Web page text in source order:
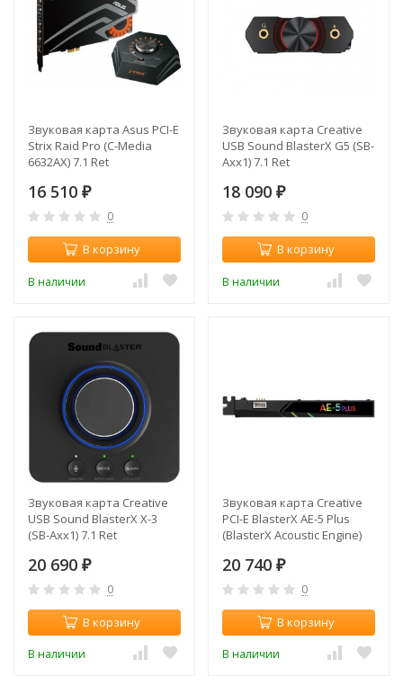
Звуковая карта Asus PCI-E
Strix Raid Pro (C-Media
6632AX) 7.1 Ret
16 510 ₽
0
В корзину
В наличии
Звуковая карта Creative
USB Sound BlasterX G5 (SB-
Axx1) 7.1 Ret
18 090 ₽
0
В корзину
В наличии
Звуковая карта Creative
USB Sound BlasterX X-3
(SB-Axx1) 7.1 Ret
20 690 ₽
0
В корзину
В наличии
Звуковая карта Creative
PCI-E BlasterX AE-5 Plus
(BlasterX Acoustic Engine)
20 740 ₽
0
В корзину
В наличии